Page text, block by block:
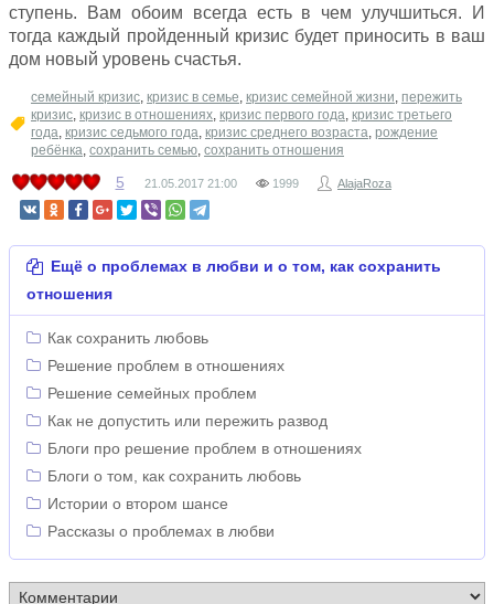
ступень. Вам обоим всегда есть в чем улучшиться. И
тогда каждый пройденный кризис будет приносить в ваш
дом новый уровень счастья.
семейный кризис кризис в семье кризис семейной жизни пережить
кризис кризис в отношениях кризис первого года кризис третьего
года кризис седьмого года кризис среднего возраста рождение
ребёнка сохранить семью сохранить отношения
5 21.05.2017 21:00 1999 AlajaRoza
Ещё о проблемах в любви и о том, как сохранить
отношения
Как сохранить любовь
Решение проблем в отношениях
Решение семейных проблем
Как не допустить или пережить развод
Блоги про решение проблем в отношениях
Блоги о том, как сохранить любовь
Истории о втором шансе
Рассказы о проблемах в любви